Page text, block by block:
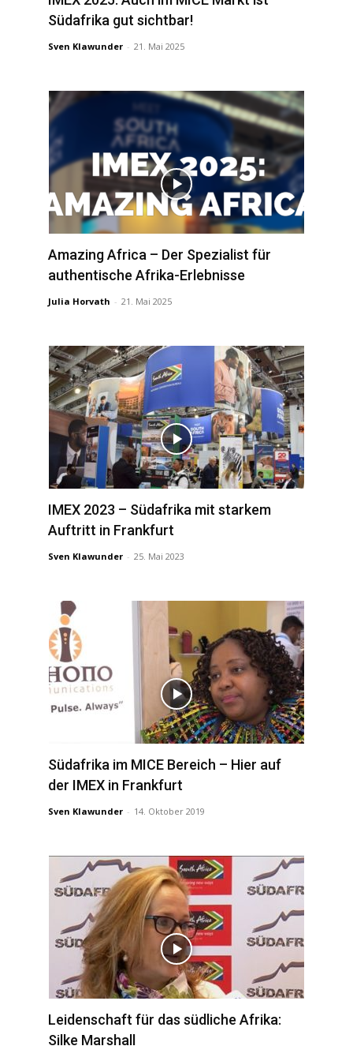
Südafrika gut sichtbar!
Sven Klawunder - 21. Mai 2025
Amazing Africa – Der Spezialist für
authentische Afrika-Erlebnisse
Julia Horvath - 21. Mai 2025
IMEX 2023 – Südafrika mit starkem
Auftritt in Frankfurt
Sven Klawunder - 25. Mai 2023
Südafrika im MICE Bereich – Hier auf
der IMEX in Frankfurt
Sven Klawunder - 14. Oktober 2019
Leidenschaft für das südliche Afrika:
Silke Marshall